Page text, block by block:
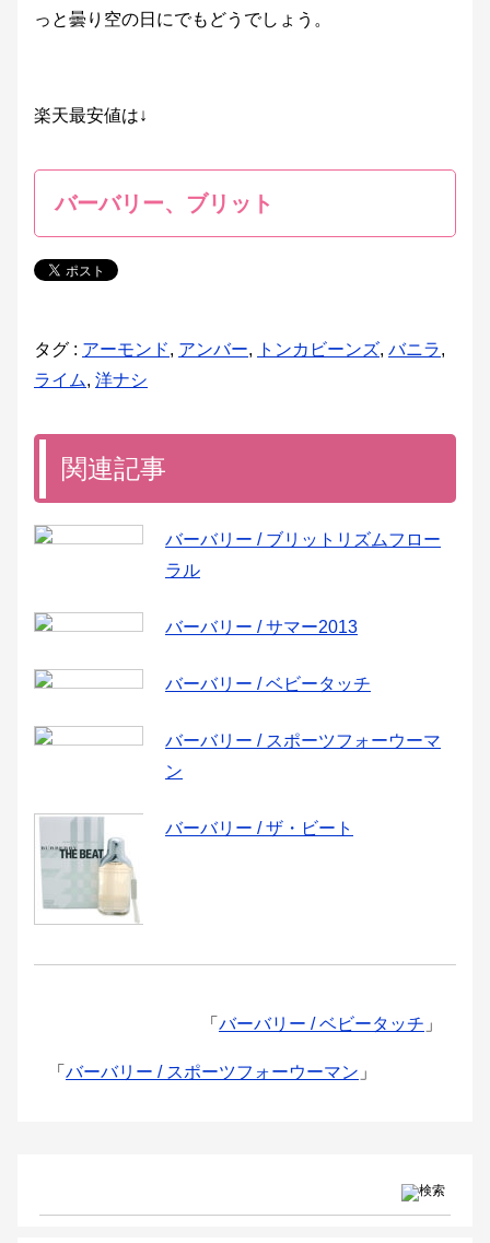
っと曇り空の日にでもどうでしょう。
楽天最安値は↓
バーバリー、ブリット
タグ : アーモンド, アンバー, トンカビーンズ, バニラ,
ライム, 洋ナシ
関連記事
バーバリー / ブリットリズムフロー
ラル
バーバリー / サマー2013
バーバリー / ベビータッチ
バーバリー / スポーツフォーウーマ
ン
バーバリー / ザ・ビート
「 バーバリー / ベビータッチ 」
「 バーバリー / スポーツフォーウーマン 」